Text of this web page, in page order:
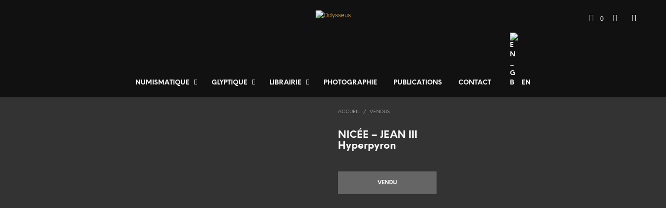
NUMISMATIQUE GLYPTIQUE LIBRAIRIE PHOTOGRAPHIE PUBLICATIONS CONTACT EN
0
ACCUEIL / VENDUS
NICÉE – JEAN III
Hyperpyron
VENDU